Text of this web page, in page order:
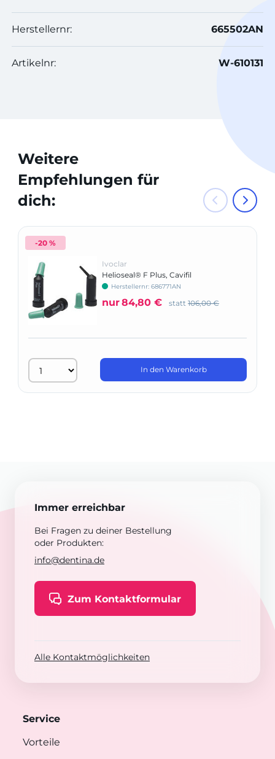
Herstellernr: 665502AN
Artikelnr: W-610131
Weitere
Empfehlungen für
dich:
-20 %
Ivoclar
Helioseal® F Plus, Cavifil
Herstellernr: 686771AN
nur84,80 € statt 106,00 €
In den Warenkorb
Immer erreichbar
Bei Fragen zu deiner Bestellung
oder Produkten:
info@dentina.de
Zum Kontaktformular
Alle Kontaktmöglichkeiten
Service
Vorteile